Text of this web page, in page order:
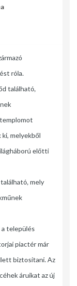
róla.
található,
melyekből
előtti
mely
a település
piactér már
biztosítani. Az
áruikat az új